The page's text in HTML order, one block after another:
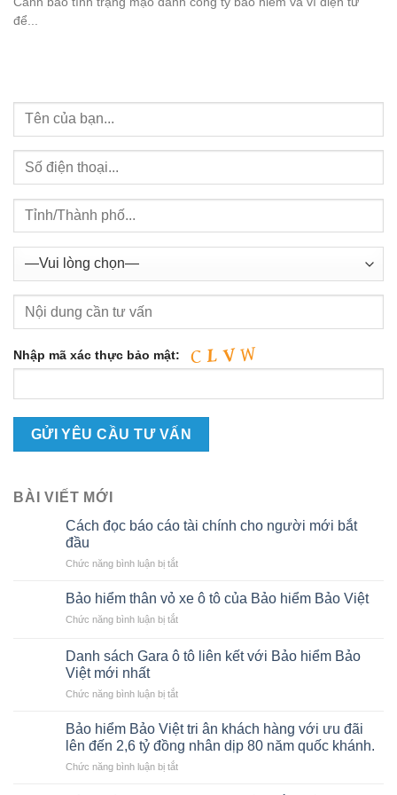
để...
Nhập mã xác thực bảo mật:
BÀI VIẾT MỚI
Cách đọc báo cáo tài chính cho người mới bắt
đầu
Chức năng bình luận bị tắtở
cáo
chính
mới
đầu
Bảo hiểm thân vỏ xe ô tô của Bảo hiểm Bảo Việt
Chức năng bình luận bị tắtở
hiểm
thân
xe
tô
Bảo
hiểm
Danh sách Gara ô tô liên kết với Bảo hiểm Bảo
Việt mới nhất
Chức năng bình luận bị tắtở
sách
Gara
ô
tô
Bảo hiểm Bảo Việt tri ân khách hàng với ưu đãi
lên đến 2,6 tỷ đồng nhân dịp 80 năm quốc khánh.
Chức năng bình luận bị tắtở